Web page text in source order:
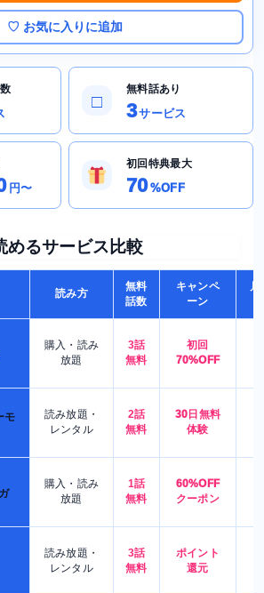
♡ お気に入りに追加
□
無料話あり
3サービス
円〜
初回特典最大
70%OFF
めるサービス比較
読み方
無料
話数
キャンペ
ーン
月
購入・読み
放題
3話
無料
初回
70%OFF
モ
読み放題・
レンタル
2話
無料
30日無料
体験
購入・読み
放題
1話
無料
60%OFF
クーポン
読み放題・
レンタル
3話
無料
ポイント
還元